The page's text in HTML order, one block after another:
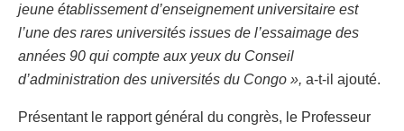
jeune établissement d’enseignement universitaire est
l’une des rares universités issues de l’essaimage des
années 90 qui compte aux yeux du Conseil
d’administration des universités du Congo », a-t-il ajouté.
Présentant le rapport général du congrès, le Professeur